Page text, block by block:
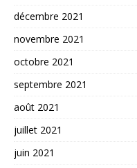
décembre 2021
novembre 2021
octobre 2021
septembre 2021
août 2021
juillet 2021
juin 2021